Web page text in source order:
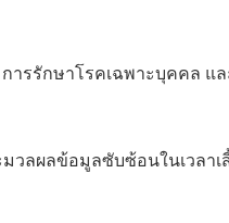
ารรักษาโรคเฉพาะบุคคล แ
มวลผลข้อมูลซับซ้อนในเวลาเ